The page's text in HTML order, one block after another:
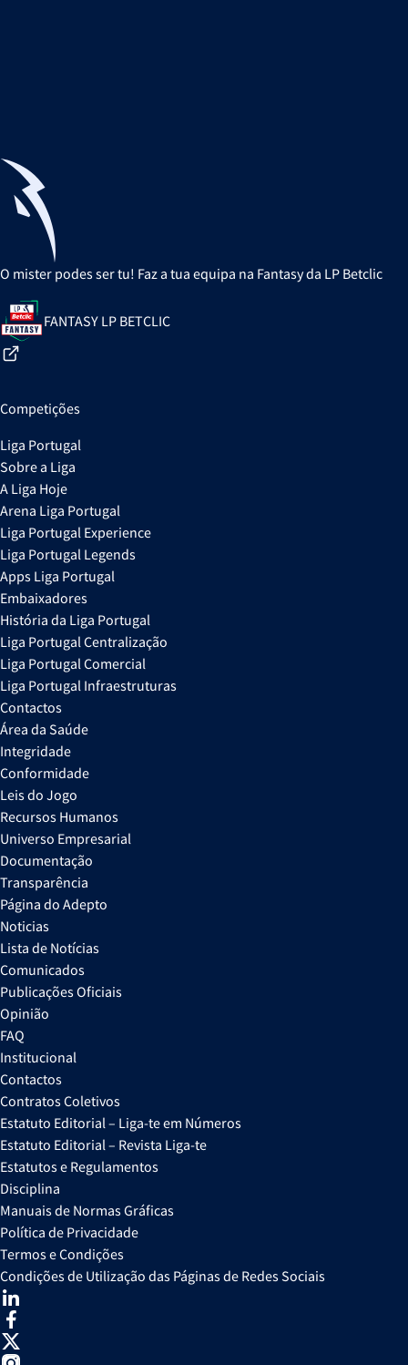
O mister podes ser tu! Faz a tua equipa na Fantasy da LP Betclic
FANTASY LP BETCLIC
Competições
Liga Portugal
Sobre a Liga
A Liga Hoje
Arena Liga Portugal
Liga Portugal Experience
Liga Portugal Legends
Apps Liga Portugal
Embaixadores
História da Liga Portugal
Liga Portugal Centralização
Liga Portugal Comercial
Liga Portugal Infraestruturas
Contactos
Área da Saúde
Integridade
Conformidade
Leis do Jogo
Recursos Humanos
Universo Empresarial
Documentação
Transparência
Página do Adepto
Noticias
Lista de Notícias
Comunicados
Publicações Oficiais
Opinião
FAQ
Institucional
Contactos
Contratos Coletivos
Estatuto Editorial – Liga-te em Números
Estatuto Editorial – Revista Liga-te
Estatutos e Regulamentos
Disciplina
Manuais de Normas Gráficas
Política de Privacidade
Termos e Condições
Condições de Utilização das Páginas de Redes Sociais